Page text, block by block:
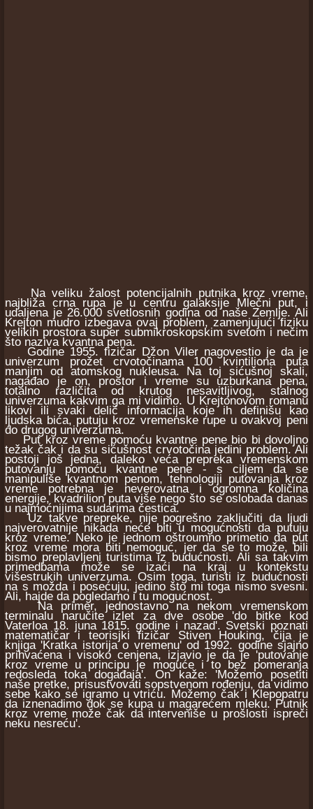
Na veliku žalost potencijalnih putnika kroz vreme,
najbliža crna rupa je u centru galaksije Mlečni put, i
udaljena je 26.000 svetlosnih godina od naše Zemlje. Ali
Krejton mudro izbegava ovaj problem, zamenjujući fiziku
velikih prostora super submikroskopskim svetom i nečim
što naziva kvantna pena.
Godine 1955. fizičar Džon Viler nagovestio je da je
univerzum prožet crvotočinama 100 kvintiliona puta
manjim od atomskog nukleusa. Na toj sićušnoj skali,
nagađao je on, prostor i vreme su uzburkana pena,
totalno različita od krutog nesavitljivog, stalnog
univerzuma kakvim ga mi vidimo. U Krejtonovom romanu
likovi ili svaki delić informacija koje ih definišu kao
ljudska bića, putuju kroz vremenske rupe u ovakvoj peni
do drugog univerzuma.
Put kroz vreme pomoću kvantne pene bio bi dovoljno
težak čak i da su sićušnost crvotočina jedini problem. Ali
postoji još jedna, daleko veća prepreka vremenskom
putovanju pomoću kvantne pene - s ciljem da se
manipuliše kvantnom penom, tehnologiji putovanja kroz
vreme potrebna je neverovatna i ogromna količina
energije, kvadrilion puta više nego što se oslobađa danas
u najmoćnijima sudarima čestica.
Uz takve prepreke, nije pogrešno zaključiti da ljudi
najverovatnije nikada neće biti u mogućnosti da putuju
kroz vreme. Neko je jednom oštroumno primetio da put
kroz vreme mora biti nemoguć, jer da se to može, bili
bismo preplavljeni turistima iz budućnosti. Ali sa takvim
primedbama može se izaći na kraj u kontekstu
višestrukih univerzuma. Osim toga, turisti iz budućnosti
na s možda i posećuju, jedino što mi toga nismo svesni.
Ali, hajde da pogledamo i tu mogućnost.
Na primer, jednostavno na nekom vremenskom
terminalu naručite izlet za dve osobe 'do bitke kod
Vaterloa 18. juna 1815. godine i nazad'. Svetski poznati
matematičar i teorisjki fizičar Stiven Houking, čija je
knjiga 'Kratka istorija o vremenu' od 1992. godine sjajno
prihvaćena i visoko cenjena, izjavio je da je 'putovanje
kroz vreme u principu je moguće i to bez pomeranja
redosleda toka događaja'. On kaže: 'Možemo posetiti
naše pretke, prisustvovati sopstvenom rođenju, da vidimo
sebe kako se igramo u vtriću. Možemo čak i Klepopatru
da iznenadimo dok se kupa u magarećem mleku. Putnik
kroz vreme može čak da interveniše u prošlosti ispreči
neku nesreću'.